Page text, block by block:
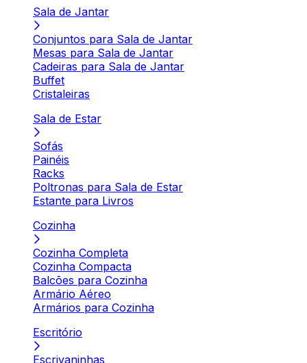
Sala de Jantar
Conjuntos para Sala de Jantar
Mesas para Sala de Jantar
Cadeiras para Sala de Jantar
Buffet
Cristaleiras
Sala de Estar
Sofás
Painéis
Racks
Poltronas para Sala de Estar
Estante para Livros
Cozinha
Cozinha Completa
Cozinha Compacta
Balcões para Cozinha
Armário Aéreo
Armários para Cozinha
Escritório
Escrivaninhas